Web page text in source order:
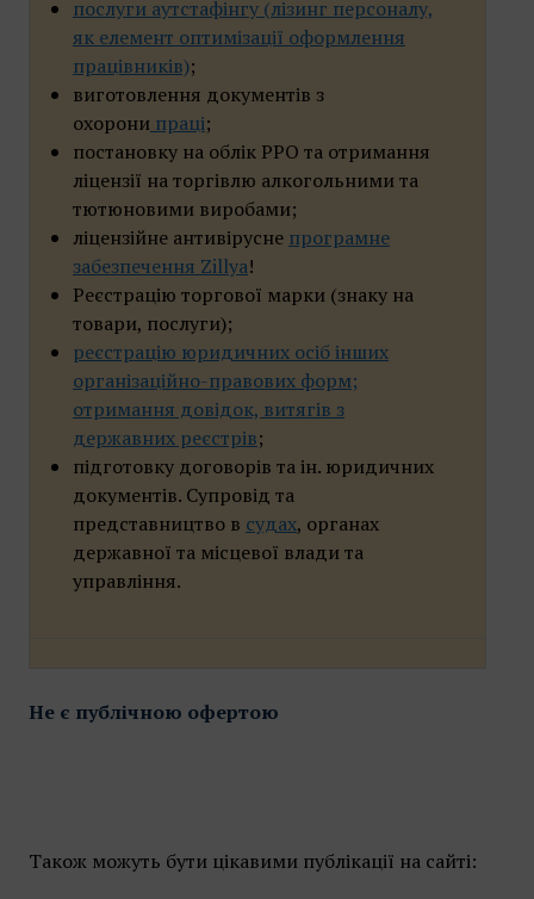
послуги аутстафінгу (лізинг персоналу,
як елемент оптимізації оформлення
працівників);
виготовлення документів з
охорони праці;
постановку на облік РРО та отримання
ліцензії на торгівлю алкогольними та
тютюновими виробами;
ліцензійне антивірусне програмне
забезпечення Zillya!
Реєстрацію торгової марки (знаку на
товари, послуги);
реєстрацію юридичних осіб інших
організаційно-правових форм;
отримання довідок, витягів з
державних реєстрів;
підготовку договорів та ін. юридичних
документів. Супровід та
представництво в судах, органах
державної та місцевої влади та
управління.
Не є публічною офертою
Також можуть бути цікавими публікації на сайті: